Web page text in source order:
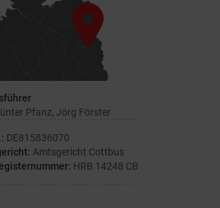
Pfanz, Jörg Förster
DE815836070
Amtsgericht Cottbus
HRB 14248 CB